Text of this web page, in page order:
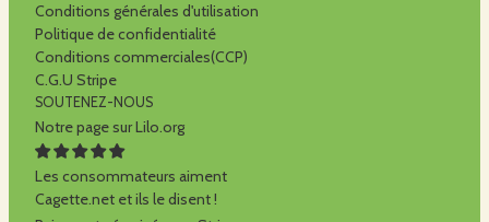
Conditions générales d'utilisation
Politique de confidentialité
Conditions commerciales(CCP)
C.G.U Stripe
SOUTENEZ-NOUS
Notre page sur Lilo.org
Les consommateurs aiment
Cagette.net et ils le disent !